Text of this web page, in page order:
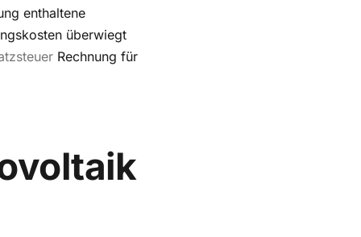
enthaltene
überwiegt
Rechnung für